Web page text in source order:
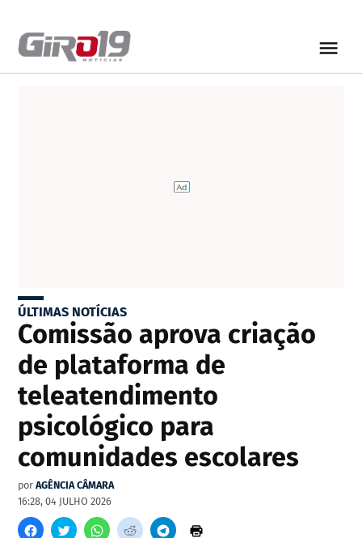
ÚLTIMAS NOTÍCIAS
Comissão aprova criação
de plataforma de
teleatendimento
psicológico para
comunidades escolares
por AGÊNCIA CÂMARA
16:28, 04 JULHO 2026